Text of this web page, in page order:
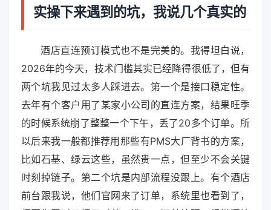
实操下来遇到的坑，我说几个真实的
酒店直连预订模式也不是完美的。我得坦白说，
2026年的今天，技术门槛其实已经降得很低了，但有
两个坑我见过太多人踩进去。第一个是接口稳定性。
去年有个客户用了某家小公司的直连方案，结果旺季
的时候系统崩了整整一个下午，丢了20多个订单。所
以后来我一般都推荐用那些有PMS大厂背书的方案，
比如石基、绿云这些，虽然贵一点，但至少不会关键
时刻掉链子。第二个坑是内部流程没跟上。有个酒店
前台跟我说，他们官网来了订单，系统里也看到了，